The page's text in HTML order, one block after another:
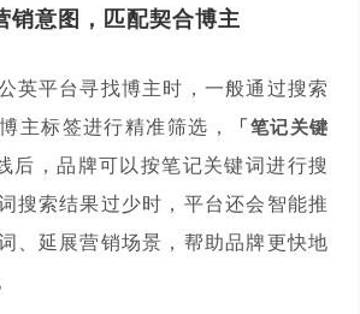
销意图，匹配契合博主
英平台寻找博主时，一般通过搜索
主标签进行精准筛选，
「笔记关键
后，品牌可以按笔记关键词进行搜
搜索结果过少时，平台还会智能推
、延展营销场景，帮助品牌更快地